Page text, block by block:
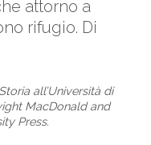
attorno a
rifugio. Di
all’Università di
MacDonald and
Press.